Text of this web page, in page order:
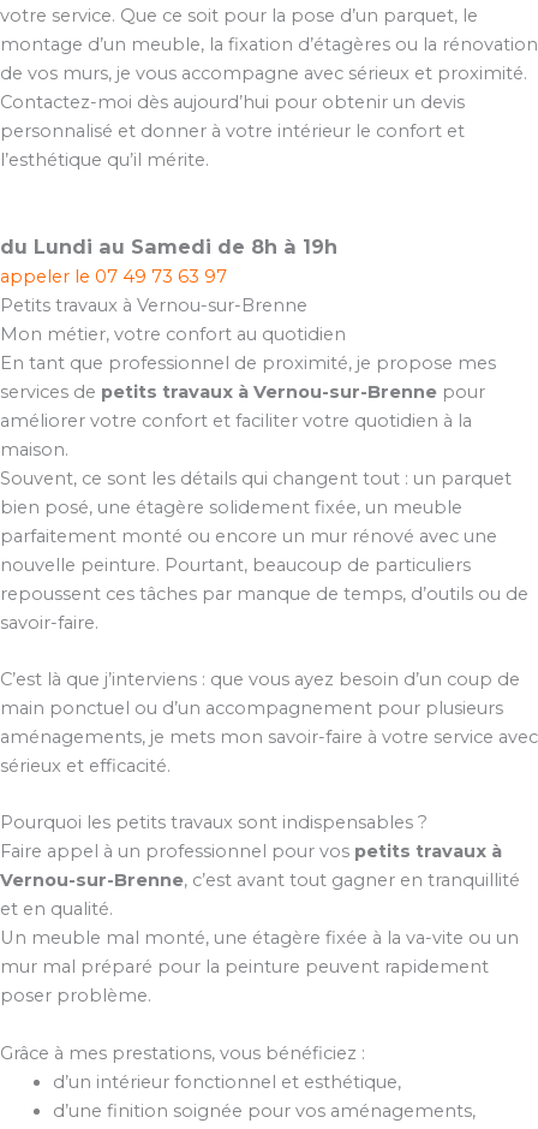
votre service. Que ce soit pour la pose d’un parquet, le
montage d’un meuble, la fixation d’étagères ou la rénovation
de vos murs, je vous accompagne avec sérieux et proximité.
Contactez-moi dès aujourd’hui pour obtenir un devis
personnalisé et donner à votre intérieur le confort et
l’esthétique qu’il mérite.
du Lundi au Samedi de 8h à 19h
appeler le 07 49 73 63 97
Petits travaux à Vernou-sur-Brenne
Mon métier, votre confort au quotidien
En tant que professionnel de proximité, je propose mes
services de petits travaux à Vernou-sur-Brenne pour
améliorer votre confort et faciliter votre quotidien à la
maison.
Souvent, ce sont les détails qui changent tout : un parquet
bien posé, une étagère solidement fixée, un meuble
parfaitement monté ou encore un mur rénové avec une
nouvelle peinture. Pourtant, beaucoup de particuliers
repoussent ces tâches par manque de temps, d’outils ou de
savoir-faire.
C’est là que j’interviens : que vous ayez besoin d’un coup de
main ponctuel ou d’un accompagnement pour plusieurs
aménagements, je mets mon savoir-faire à votre service avec
sérieux et efficacité.
Pourquoi les petits travaux sont indispensables ?
Faire appel à un professionnel pour vos petits travaux à
Vernou-sur-Brenne, c’est avant tout gagner en tranquillité
et en qualité.
Un meuble mal monté, une étagère fixée à la va-vite ou un
mur mal préparé pour la peinture peuvent rapidement
poser problème.
Grâce à mes prestations, vous bénéficiez :
d’un intérieur fonctionnel et esthétique,
d’une finition soignée pour vos aménagements,